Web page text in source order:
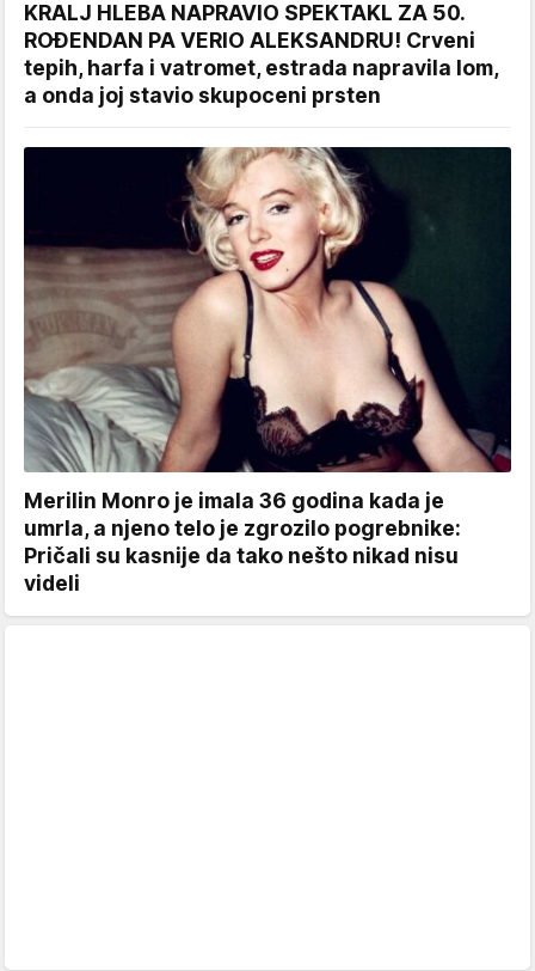
KRALJ HLEBA NAPRAVIO SPEKTAKL ZA 50.
ROĐENDAN PA VERIO ALEKSANDRU! Crveni
tepih, harfa i vatromet, estrada napravila lom,
a onda joj stavio skupoceni prsten
Merilin Monro je imala 36 godina kada je
umrla, a njeno telo je zgrozilo pogrebnike:
Pričali su kasnije da tako nešto nikad nisu
videli